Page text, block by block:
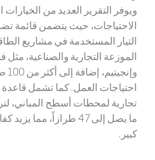
ويوفر التقرير العديد من
التيار المستخدمة في مشاريع
الموزعة التجارية والصناعية،
تجارية لمحطات أسطح المباني،
ما يصل إلى 47 طرازاً، مما يزيد كفاءة ال
كبير.